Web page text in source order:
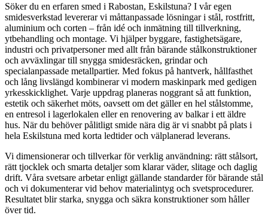
Söker du en erfaren smed i Rabostan, Eskilstuna? I vår egen
smidesverkstad levererar vi måttanpassade lösningar i stål, rostfritt,
aluminium och corten – från idé och inmätning till tillverkning,
ytbehandling och montage. Vi hjälper byggare, fastighetsägare,
industri och privatpersoner med allt från bärande stålkonstruktioner
och avväxlingar till snygga smidesräcken, grindar och
specialanpassade metallpartier. Med fokus på hantverk, hållfasthet
och lång livslängd kombinerar vi modern maskinpark med gedigen
yrkesskicklighet. Varje uppdrag planeras noggrant så att funktion,
estetik och säkerhet möts, oavsett om det gäller en hel stålstomme,
en entresol i lagerlokalen eller en renovering av balkar i ett äldre
hus. När du behöver pålitligt smide nära dig är vi snabbt på plats i
hela Eskilstuna med korta ledtider och välplanerad leverans.
Vi dimensionerar och tillverkar för verklig användning: rätt stålsort,
rätt tjocklek och smarta detaljer som klarar väder, slitage och daglig
drift. Våra svetsare arbetar enligt gällande standarder för bärande stål
och vi dokumenterar vid behov materialintyg och svetsprocedurer.
Resultatet blir starka, snygga och säkra konstruktioner som håller
över tid.